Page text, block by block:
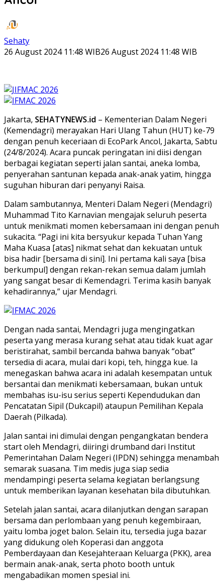
Sehaty
26 August 2024 11:48 WIB26 August 2024 11:48 WIB
Jakarta, SEHATYNEWS.id – Kementerian Dalam Negeri
(Kemendagri) merayakan Hari Ulang Tahun (HUT) ke-79
dengan penuh keceriaan di EcoPark Ancol, Jakarta, Sabtu
(24/8/2024). Acara puncak peringatan ini diisi dengan
berbagai kegiatan seperti jalan santai, aneka lomba,
penyerahan santunan kepada anak-anak yatim, hingga
suguhan hiburan dari penyanyi Raisa.
Dalam sambutannya, Menteri Dalam Negeri (Mendagri)
Muhammad Tito Karnavian mengajak seluruh peserta
untuk menikmati momen kebersamaan ini dengan penuh
sukacita. “Pagi ini kita bersyukur kepada Tuhan Yang
Maha Kuasa [atas] nikmat sehat dan kekuatan untuk
bisa hadir [bersama di sini]. Ini pertama kali saya [bisa
berkumpul] dengan rekan-rekan semua dalam jumlah
yang sangat besar di Kemendagri. Terima kasih banyak
kehadirannya,” ujar Mendagri.
Dengan nada santai, Mendagri juga mengingatkan
peserta yang merasa kurang sehat atau tidak kuat agar
beristirahat, sambil bercanda bahwa banyak “obat”
tersedia di acara, mulai dari kopi, teh, hingga kue. Ia
menegaskan bahwa acara ini adalah kesempatan untuk
bersantai dan menikmati kebersamaan, bukan untuk
membahas isu-isu serius seperti Kependudukan dan
Pencatatan Sipil (Dukcapil) ataupun Pemilihan Kepala
Daerah (Pilkada).
Jalan santai ini dimulai dengan pengangkatan bendera
start oleh Mendagri, diiringi drumband dari Institut
Pemerintahan Dalam Negeri (IPDN) sehingga menambah
semarak suasana. Tim medis juga siap sedia
mendampingi peserta selama kegiatan berlangsung
untuk memberikan layanan kesehatan bila dibutuhkan.
Setelah jalan santai, acara dilanjutkan dengan sarapan
bersama dan perlombaan yang penuh kegembiraan,
yaitu lomba joget balon. Selain itu, tersedia juga bazar
yang didukung oleh Koperasi dan anggota
Pemberdayaan dan Kesejahteraan Keluarga (PKK), area
bermain anak-anak, serta photo booth untuk
mengabadikan momen spesial ini.